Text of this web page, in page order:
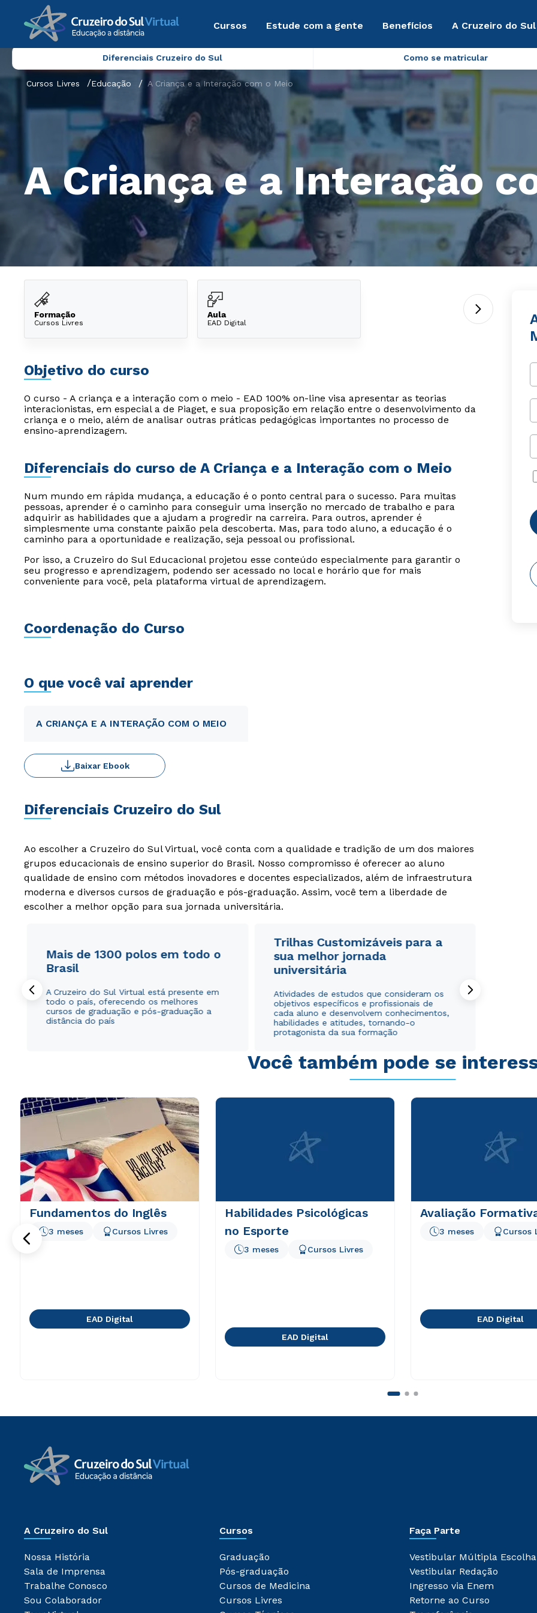
Cursos Estude com a gente Benefícios A Cruzeiro do
Diferenciais Cruzeiro do Sul Como se matricular
Cursos Livres Educação A Criança e a Interação com o Meio
A Criança e a Interação
Formação
Cursos Livres
Aula
EAD Digital
Objetivo do curso
O curso - A criança e a interação com o meio - EAD 100% on-line visa apresentar as teorias
interacionistas, em especial a de Piaget, e sua proposição em relação entre o desenvolvimento da
criança e o meio, além de analisar outras práticas pedagógicas importantes no processo de
ensino-aprendizagem.
Diferenciais do curso de A Criança e a Interação com o Meio
Num mundo em rápida mudança, a educação é o ponto central para o sucesso. Para muitas
pessoas, aprender é o caminho para conseguir uma inserção no mercado de trabalho e para
adquirir as habilidades que a ajudam a progredir na carreira. Para outros, aprender é
simplesmente uma constante paixão pela descoberta. Mas, para todo aluno, a educação é o
caminho para a oportunidade e realização, seja pessoal ou profissional.
Por isso, a Cruzeiro do Sul Educacional projetou esse conteúdo especialmente para garantir o
seu progresso e aprendizagem, podendo ser acessado no local e horário que for mais
conveniente para você, pela plataforma virtual de aprendizagem.
Coordenação do Curso
O que você vai aprender
A CRIANÇA E A INTERAÇÃO COM O MEIO
Baixar Ebook
Diferenciais Cruzeiro do Sul
Ao escolher a Cruzeiro do Sul Virtual, você conta com a qualidade e tradição de um dos maiores
grupos educacionais de ensino superior do Brasil. Nosso compromisso é oferecer ao aluno
qualidade de ensino com métodos inovadores e docentes especializados, além de infraestrutura
moderna e diversos cursos de graduação e pós-graduação. Assim, você tem a liberdade de
escolher a melhor opção para sua jornada universitária.
Mais de 1300 polos em todo o
Brasil
A Cruzeiro do Sul Virtual está presente em
todo o país, oferecendo os melhores
cursos de graduação e pós-graduação a
distância do país
Trilhas Customizáveis para a
sua melhor jornada
universitária
Atividades de estudos que consideram os
objetivos específicos e profissionais de
cada aluno e desenvolvem conhecimentos,
habilidades e atitudes, tornando-o
protagonista da sua formação
Você também pode se
Fundamentos do Inglês
3 meses Cursos Livres
EAD Digital
Habilidades Psicológicas
no Esporte
3 meses Cursos Livres
EAD Digital
Avaliação
3 meses Cursos
EAD Digital
A Cruzeiro do Sul
Nossa História
Sala de Imprensa
Trabalhe Conosco
Sou Colaborador
Cursos
Graduação
Pós-graduação
Cursos de Medicina
Cursos Livres
Faça Parte
Vestibular Múltipla Escolha
Vestibular Redação
Ingresso via Enem
Retorne ao Curso
Rápido e fácil
WhatsApp
ou
Estou de acordo com a
autorizo que meus dados sejam utilizados para o
envio de conteúdos da Cruzeiro do Sul.
Rápido e fácil
WhatsApp
ou
Estou de acordo com a
autorizo que meus dados sejam utilizados para o
envio de conteúdos da Cruzeiro do Sul.